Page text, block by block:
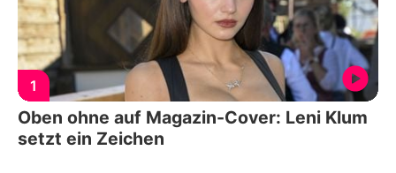
1
Oben ohne auf Magazin-Cover: Leni Klum
setzt ein Zeichen